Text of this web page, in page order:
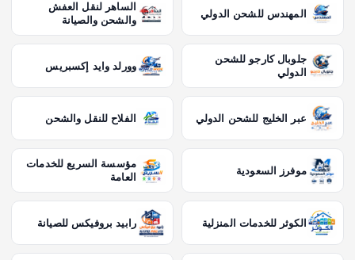
المهندس للشحن الدولي
الساهر لنقل العفش
والشحن والصيانة
جلوبال كارجو للشحن
الدولي
وورلد وايد إكسبريس
عبر الخليج للشحن الدولي الفلاح للنقل والشحن
موفرز السعودية
مؤسسة السريع للخدمات
العامة
الكوثر للخدمات المنزلية رابيد بروفيكس للصيانة